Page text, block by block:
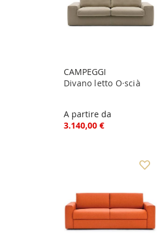
CAMPEGGI
Divano letto O·scià
A partire da
3.140,00 €